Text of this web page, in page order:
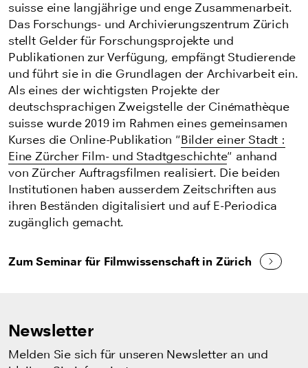
suisse eine langjährige und enge Zusammenarbeit.
Das Forschungs- und Archivierungszentrum Zürich
stellt Gelder für Forschungsprojekte und
Publikationen zur Verfügung, empfängt Studierende
und führt sie in die Grundlagen der Archivarbeit ein.
Als eines der wichtigsten Projekte der
deutschsprachigen Zweigstelle der Cinémathèque
suisse wurde 2019 im Rahmen eines gemeinsamen
Kurses die Online-Publikation "Bilder einer Stadt :
Eine Zürcher Film- und Stadtgeschichte" anhand
von Zürcher Auftragsfilmen realisiert. Die beiden
Institutionen haben ausserdem Zeitschriften aus
ihren Beständen digitalisiert und auf E-Periodica
zugänglich gemacht.
Zum Seminar für Filmwissenschaft in Zürich
Newsletter
Melden Sie sich für unseren Newsletter an und